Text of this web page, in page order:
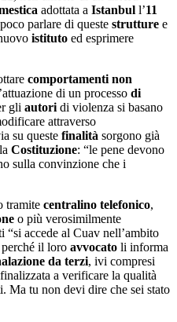
adottata a Istanbul l’11
parlare di queste strutture e
istituto ed esprimere
comportamenti non
di un processo di
gli autori di violenza si basano
attraverso
su queste finalità sorgono già
Costituzione: “le pene devono
sulla convinzione che i
tramite centralino telefonico,
o più verosimilmente
“si accede al Cuav nell’ambito
perché il loro avvocato li informa
da terzi, ivi compresi
a verificare la qualità
Ma tu non devi dire che sei stato